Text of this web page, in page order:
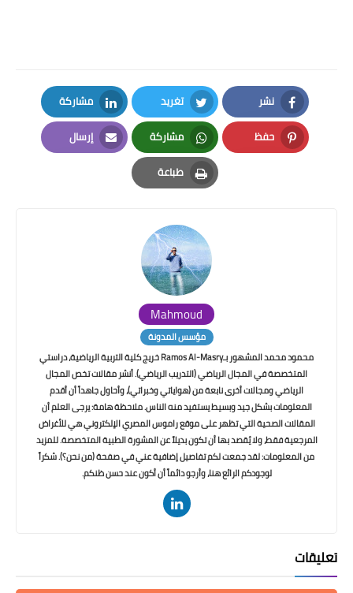
نشر
Facebook
تغريد
Twitter
مشاركة
LinkedIn
حفظ
Pinterest
مشاركة
Whatsapp
إرسال
Email
طباعة
Print
Mahmoud
مؤسس المدونة
محمود محمد المشهور بـRamos Al-Masry خريج كلية التربية الرياضية، دراستي
المتخصصة في المجال الرياضي (التدريب الرياضي). أنشر مقالات تخص المجال
الرياضي ومجالات أخرى نابعة من (هواياتي وخبراتي)، وأحاول جاهداً أن أقدم
المعلومات بشكل جيد وبسيط يستفيد منه الناس. ملاحظة هامة: يرجى العلم أن
المقالات الصحية التي تظهر على موقع راموس المصري الإلكتروني هي للأغراض
المرجعية فقط، ولا يُقصد بها أن تكون بديلاً عن المشورة الطبية المتخصصة. للمزيد
من المعلومات: لقد جمعت لكم تفاصيل إضافية عني في صفحة (من نحن؟). شكراً
لوجودكم الرائع هنا، وأرجو دائماً أن أكون عند حسن ظنكم.
تعليقات